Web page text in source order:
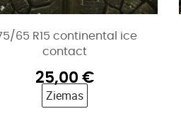
65 R15 continental ice
contact
25,00 €
Ziemas